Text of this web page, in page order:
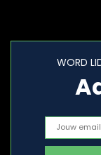
WORD